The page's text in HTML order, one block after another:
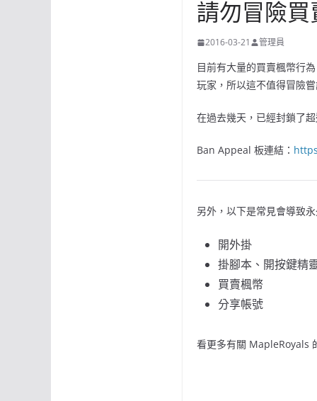
請勿冒險
2016-03-21 管理員
目前有大量的買賣楓幣行
玩家，所以這不值得冒險
在過去幾天，已經封鎖了
Ban Appeal 板連結：
另外，以下是常見會導致
開外掛
掛腳本、開按鍵精
買賣楓幣
分享帳號
看更多有關 MapleRoyals